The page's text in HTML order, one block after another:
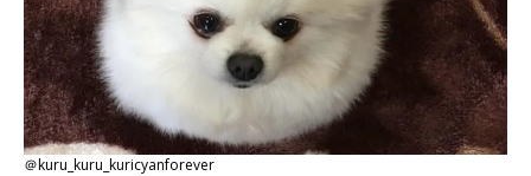
＠kuru_kuru_kuricyanforever